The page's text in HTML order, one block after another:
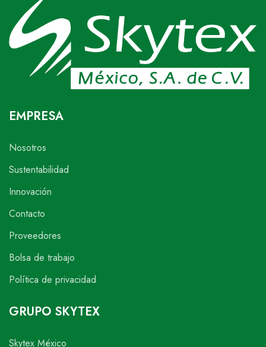
EMPRESA
Nosotros
Sustentabilidad
Innovación
Contacto
Proveedores
Bolsa de trabajo
Política de privacidad
GRUPO SKYTEX
Skytex México